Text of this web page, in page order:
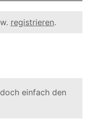
registrieren.
einfach den